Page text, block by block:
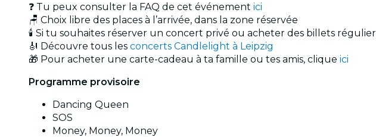
❓ Tu peux consulter la FAQ de cet événement ici
🪑 Choix libre des places à l’arrivée, dans la zone réservée
🕯️ Si tu souhaites réserver un concert privé ou acheter des billets
🎻 Découvre tous les concerts Candlelight à Leipzig
🎁 Pour acheter une carte-cadeau à ta famille ou tes amis, clique ici
Programme provisoire
Dancing Queen
SOS
Money, Money, Money